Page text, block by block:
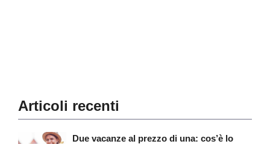
Articoli recenti
Due vacanze al prezzo di una: cos’è lo